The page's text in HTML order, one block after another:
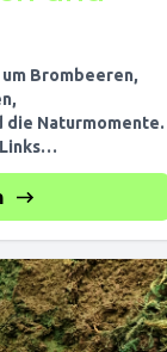
Brombeeren,
die Naturmomente.
von